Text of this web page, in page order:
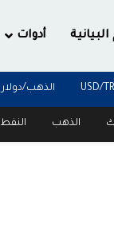
أدوات
USD/ الذهب/دولار
الذهب النفط